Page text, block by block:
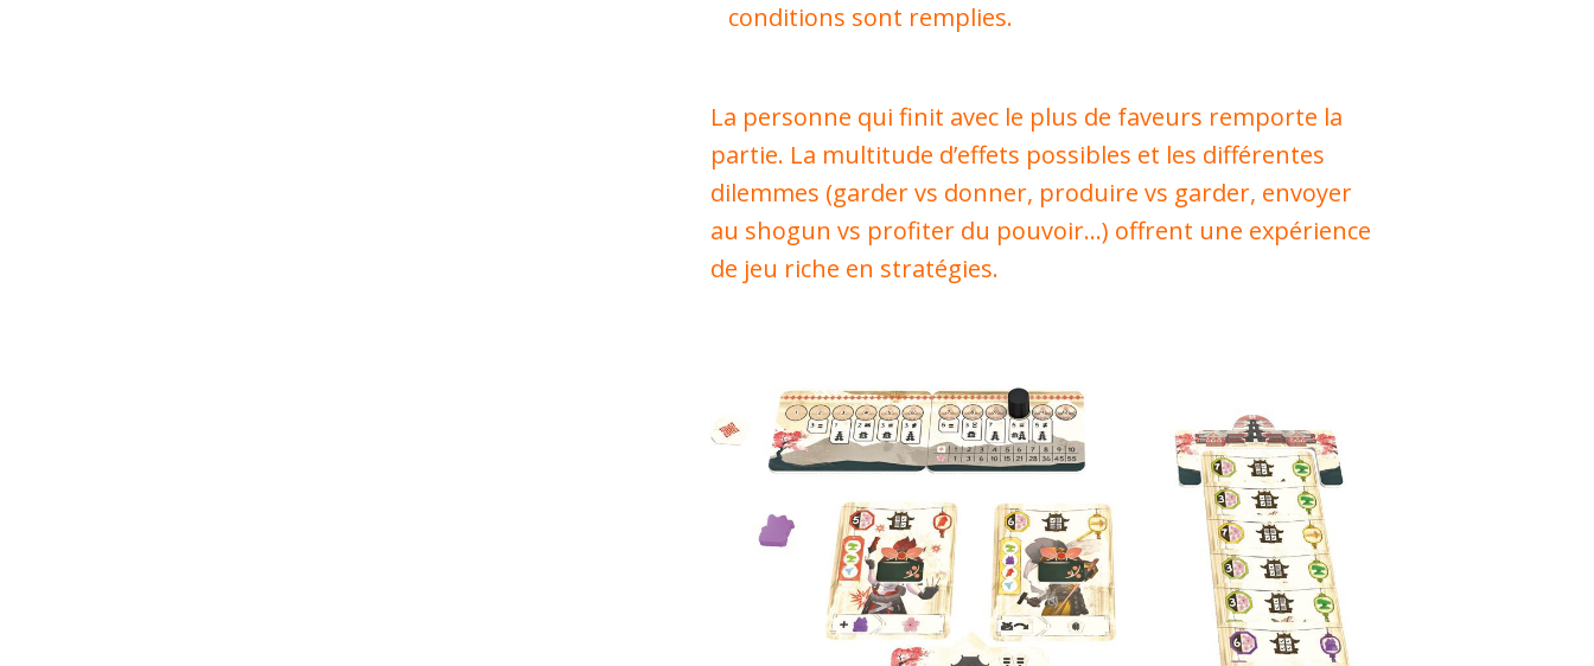
conditions sont remplies.
La personne qui finit avec le plus de faveurs remporte la
partie. La multitude d’effets possibles et les différentes
dilemmes (garder vs donner, produire vs garder, envoyer
au shogun vs profiter du pouvoir…) offrent une expérience
de jeu riche en stratégies.